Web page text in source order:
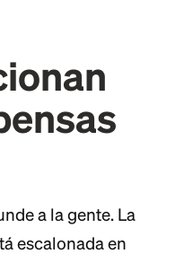
a la gente. La
escalonada en